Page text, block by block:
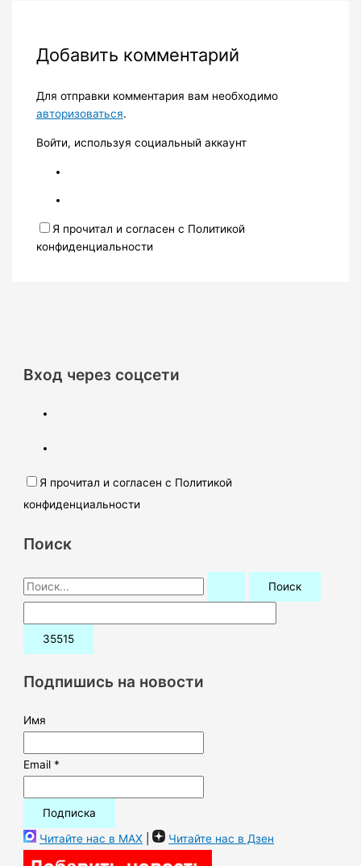
Добавить комментарий
Для отправки комментария вам необходимо
авторизоваться.
Войти, используя социальный аккаунт
Я прочитал и согласен с Политикой
конфиденциальности
Вход через соцсети
Я прочитал и согласен с Политикой
конфиденциальности
Поиск
П
о
и
:Подпишись на новости
Имя
Email *
Читайте нас в MAX | Читайте нас в Дзен